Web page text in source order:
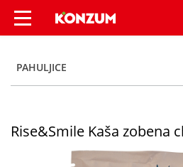
Rise&Smile Kaša
PAHULJICE
Rise&Smile Kaša zobena